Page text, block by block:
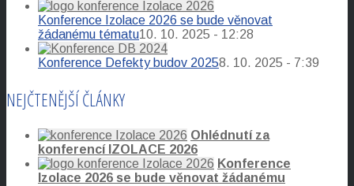
Konference Izolace 2026 se bude věnovat
žádanému tématu10. 10. 2025 - 12:28
Konference Defekty budov 20258. 10. 2025 - 7:39
NEJČTENĚJŠÍ ČLÁNKY
Ohlédnutí za
konferencí IZOLACE 2026
Konference
Izolace 2026 se bude věnovat žádanému